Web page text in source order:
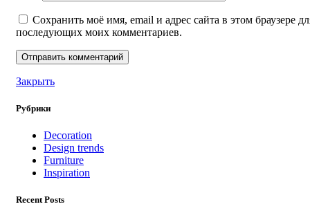
Сохранить моё имя, email и адрес сайта в этом браузере
последующих моих комментариев.
Закрыть
Рубрики
Decoration
Design trends
Furniture
Inspiration
Recent Posts